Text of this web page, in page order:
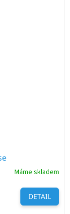
Máme skladem
DETAIL